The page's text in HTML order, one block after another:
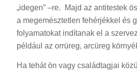
„idegen” –re. Majd az antitestek
a megemésztetlen fehérjékkel és
folyamatokat indítanak el a
például az orrüreg, arcüreg
Ha tehát ön vagy családtagjai